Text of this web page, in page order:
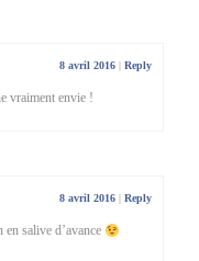
8 avril 2016 Reply
vraiment envie !
8 avril 2016 Reply
salive d’avance